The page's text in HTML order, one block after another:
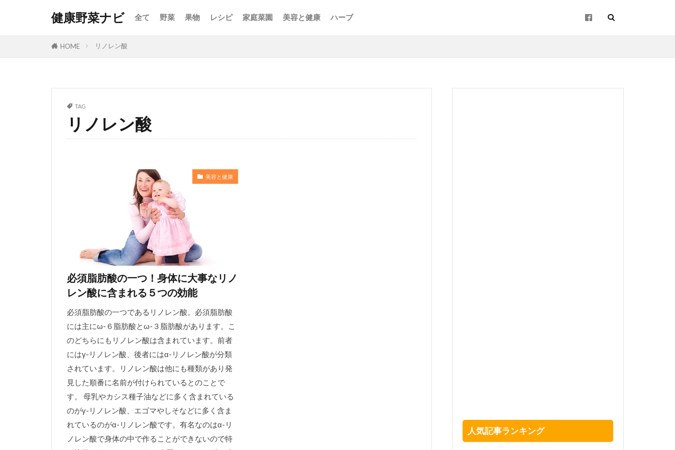
健康野菜ナビ 全て 野菜 果物 レシピ 家庭菜園 美容と健康 ハーブ
HOME リノレン酸
TAG
リノレン酸
美容と健康
必須脂肪酸の一つ！身体に大事なリノ
レン酸に含まれる５つの効能
必須脂肪酸の一つであるリノレン酸。必須脂肪酸
には主にω-６脂肪酸とω-３脂肪酸があります。こ
のどちらにもリノレン酸は含まれています。前者
にはγ-リノレン酸、後者にはα-リノレン酸が分類
されています。リノレン酸は他にも種類があり発
見した順番に名前が付けられているとのことで
す。 母乳やカシス種子油などに多く含まれている
のがγ-リノレン酸、エゴマやしそなどに多く含ま
れているのがα-リノレン酸です。有名なのはα-リ
ノレン酸で身体の中で作ることができないので特
人気記事ランキング